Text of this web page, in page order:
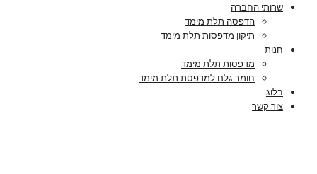
שרותי החברה
הדפסה תלת מימד
תיקון מדפסות תלת מימד
חנות
מדפסות תלת מימד
חומר גלם למדפסת תלת מימד
בלוג
צור קשר